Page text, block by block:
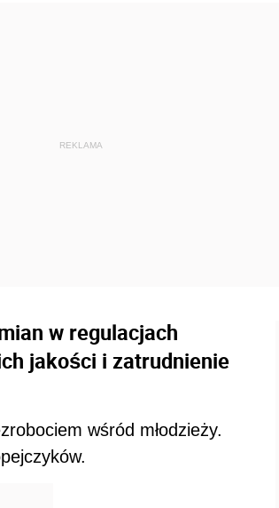
w regulacjach
jakości i zatrudnienie
wśród młodzieży.